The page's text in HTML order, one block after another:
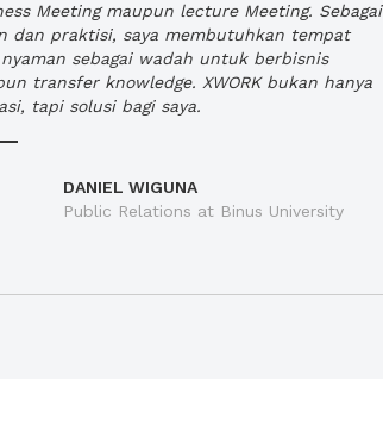
Meeting maupun lecture Meeting. Sebagai
dan praktisi, saya membutuhkan tempat
nyaman sebagai wadah untuk berbisnis
transfer knowledge. XWORK bukan hanya
tapi solusi bagi saya.
DANIEL WIGUNA
Public Relations at Binus University